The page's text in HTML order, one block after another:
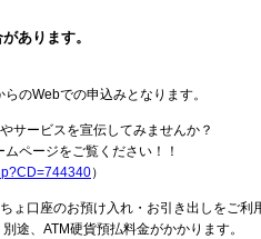
あります。
のWebでの申込みとなります。
サービスを宣伝してみませんか？
ページをご覧ください！！
）
ょ口座のお預け入れ・お引き出しをご利
途、ATM硬貨預払料金がかかります。